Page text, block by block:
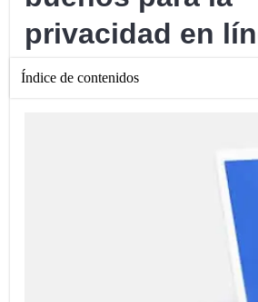
privacidad en
Índice de contenidos
Por qué no recomendamos las VPNs
¿Son las VPNs sin riesgo una mejor